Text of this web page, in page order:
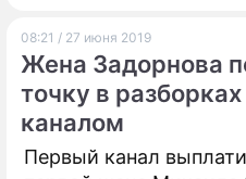
08:21 / 27 июня 2019
Жена Задорнова
точку в
каналом
Первый канал